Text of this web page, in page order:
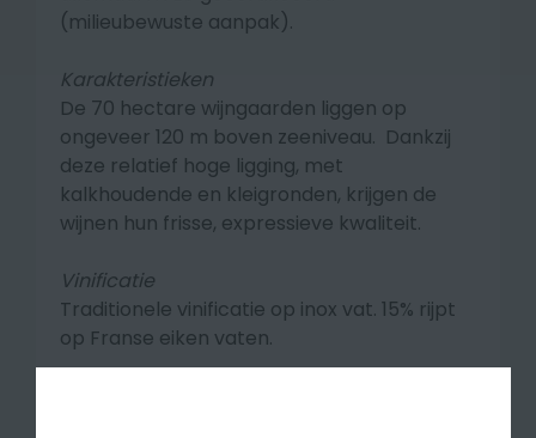
(milieubewuste aanpak).
Karakteristieken
De 70 hectare wijngaarden liggen op
ongeveer 120 m boven zeeniveau. Dankzij
deze relatief hoge ligging, met
kalkhoudende en kleigronden, krijgen de
wijnen hun frisse, expressieve kwaliteit.
Vinificatie
Traditionele vinificatie op inox vat. 15% rijpt
op Franse eiken vaten.